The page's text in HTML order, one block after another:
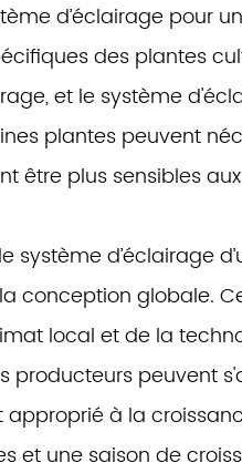
d’éclairage pour
des plantes
et le système
plantes peuvent
être plus sensibles
système d’éclairage
conception globale.
local et de la
producteurs peuvent
à la
et une saison de